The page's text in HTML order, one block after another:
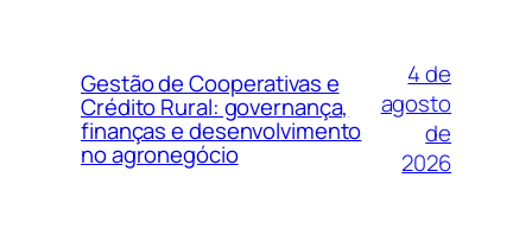
Gestão de Cooperativas e
Crédito Rural: governança,
finanças e desenvolvimento
no agronegócio
4 de
agosto
de
2026